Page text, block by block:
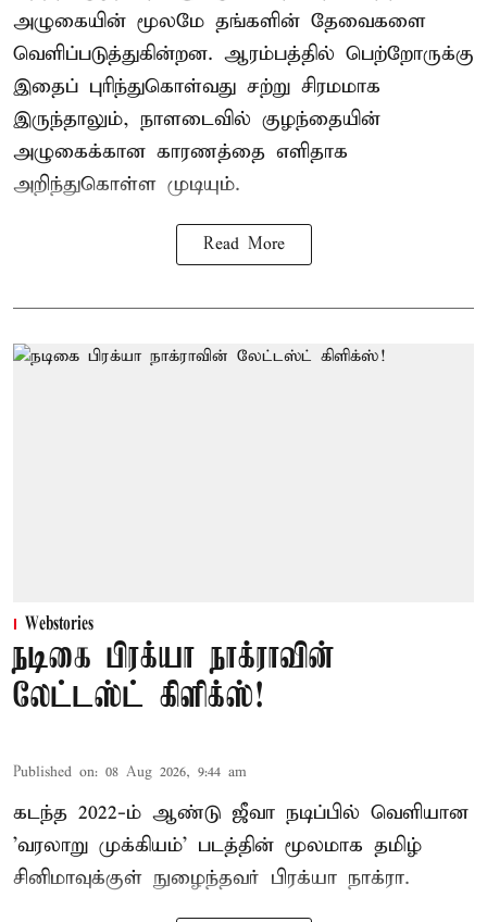
அழுகையின் மூலமே தங்களின் தேவைகளை
வெளிப்படுத்துகின்றன. ஆரம்பத்தில் பெற்றோருக்கு
இதைப் புரிந்துகொள்வது சற்று சிரமமாக
இருந்தாலும், நாளடைவில் குழந்தையின்
அழுகைக்கான காரணத்தை எளிதாக
அறிந்துகொள்ள முடியும்.
Read More
Webstories
நடிகை பிரக்யா நாக்ராவின்
லேட்டஸ்ட் கிளிக்ஸ்!
Published on: 08 Aug 2026, 9:44 am
கடந்த 2022-ம் ஆண்டு ஜீவா நடிப்பில் வெளியான
'வரலாறு முக்கியம்' படத்தின் மூலமாக தமிழ்
சினிமாவுக்குள் நுழைந்தவர் பிரக்யா நாக்ரா.